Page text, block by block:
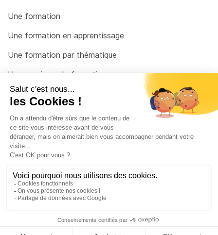
Une formation
Une formation en apprentissage
Une formation par thématique
Un organisme de formation
Un conseiller
Une solution pour raccrocher
© 2026 - Côté Formations - par Via Compétences
Menu Pied de page
Mentions Légales
Politique de confidentialité